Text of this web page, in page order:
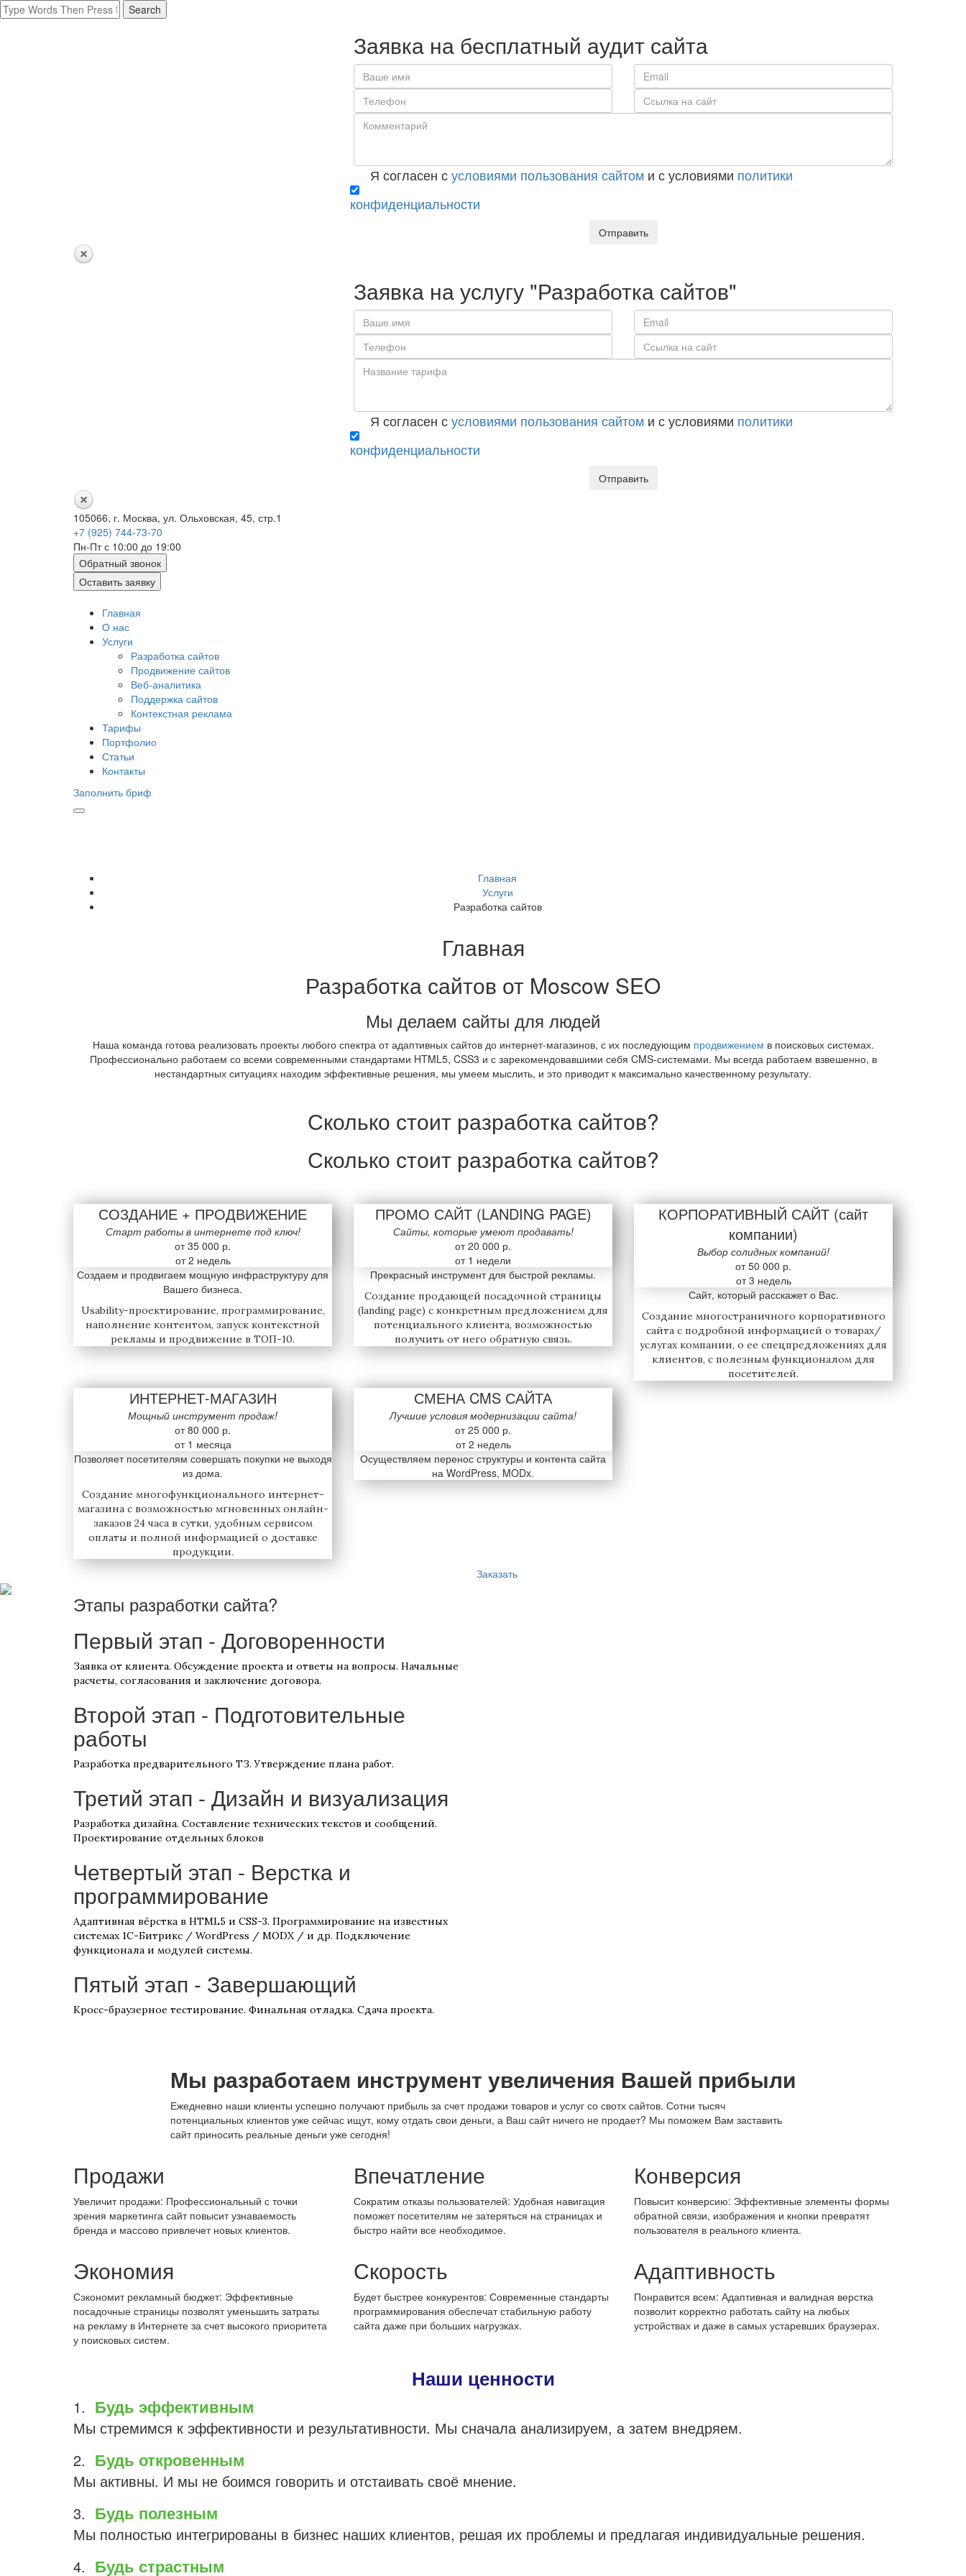
Заявка на бесплатный аудит сайта
Я согласен сусловиями пользования сайтом и с условиями политики
конфиденциальности
Отправить
Заявка на услугу "Разработка сайтов"
Я согласен сусловиями пользования сайтом и с условиями политики
конфиденциальности
Отправить
105066, г. Москва, ул. Ольховская, 45, стр.1
+7 (925) 744-73-70
Пн-Пт с 10:00 до 19:00
Обратный звонок
Оставить заявку
Главная
О нас
Услуги
Разработка сайтов
Продвижение сайтов
Веб-аналитика
Поддержка сайтов
Контекстная реклама
Тарифы
Портфолио
Статьи
Контакты
Заполнить бриф
Главная
Услуги
Разработка сайтов
Главная
Разработка сайтов от Moscow SEO
Мы делаем сайты для людей
Наша команда готова реализовать проекты любого спектра от адаптивных сайтов до интернет-магазинов, с их последующим продвижением в поисковых системах.
Профессионально работаем со всеми современными стандартами HTML5, CSS3 и с зарекомендовавшими себя CMS-системами. Мы всегда работаем взвешенно, в
нестандартных ситуациях находим эффективные решения, мы умеем мыслить, и это приводит к максимально качественному результату.
Сколько стоит разработка сайтов?
Сколько стоит разработка сайтов?
СОЗДАНИЕ + ПРОДВИЖЕНИЕ
Старт работы в интернете под ключ!
от 35 000 р.
от 2 недель
Создаем и продвигаем мощную инфраструктуру для
Вашего бизнеса.
Usability-проектирование, программирование,
наполнение контентом, запуск контекстной
рекламы и продвижение в ТОП-10.
ПРОМО САЙТ (LANDING PAGE)
Сайты, которые умеют продавать!
от 20 000 р.
от 1 недели
Прекрасный инструмент для быстрой рекламы.
Создание продающей посадочной страницы
(landing page) с конкретным предложением для
потенциального клиента, возможностью
получить от него обратную связь.
КОРПОРАТИВНЫЙ САЙТ (сайт
компании)
Выбор солидных компаний!
от 50 000 р.
от 3 недель
Сайт, который расскажет о Вас.
Создание многостраничного корпоративного
сайта с подробной информацией о товарах/
услугах компании, о ее спецпредложениях для
клиентов, с полезным функционалом для
посетителей.
ИНТЕРНЕТ-МАГАЗИН
Мощный инструмент продаж!
от 80 000 р.
от 1 месяца
Позволяет посетителям совершать покупки не выходя
из дома.
Создание многофункционального интернет-
магазина с возможностью мгновенных онлайн-
заказов 24 часа в сутки, удобным сервисом
оплаты и полной информацией о доставке
продукции.
СМЕНА CMS САЙТА
Лучшие условия модернизации сайта!
от 25 000 р.
от 2 недель
Осуществляем перенос структуры и контента сайта
на WordPress, MODx.
Заказать
Этапы разработки сайта?
Первый этап - Договоренности
Заявка от клиента. Обсуждение проекта и ответы на вопросы. Начальные
расчеты, согласования и заключение договора.
Второй этап - Подготовительные
работы
Разработка предварительного ТЗ. Утверждение плана работ.
Третий этап - Дизайн и визуализация
Разработка дизайна. Составление технических текстов и сообщений.
Проектирование отдельных блоков
Четвертый этап - Верстка и
программирование
Адаптивная вёрстка в HTML5 и CSS-3. Программирование на известных
системах 1С-Битрикс / WordPress / MODX / и др. Подключение
функционала и модулей системы.
Пятый этап - Завершающий
Кросс-браузерное тестирование. Финальная отладка. Сдача проекта.
Мы разработаем инструмент увеличения Вашей прибыли
Ежедневно наши клиенты успешно получают прибыль за счет продажи товаров и услуг со свотх сайтов. Сотни тысяч
потенциальных клиентов уже сейчас ищут, кому отдать свои деньги, а Ваш сайт ничего не продает? Мы поможем Вам заставить
сайт приносить реальные деньги уже сегодня!
Продажи
Увеличит продажи: Профессиональный с точки
зрения маркетинга сайт повысит узнаваемость
бренда и массово привлечет новых клиентов.
Впечатление
Сократим отказы пользователей: Удобная навигация
поможет посетителям не затеряться на страницах и
быстро найти все необходимое.
Конверсия
Повысит конверсию: Эффективные элементы формы
обратной связи, изображения и кнопки превратят
пользователя в реального клиента.
Экономия
Сэкономит рекламный бюджет: Эффективные
посадочные страницы позволят уменьшить затраты
на рекламу в Интернете за счет высокого приоритета
у поисковых систем.
Скорость
Будет быстрее конкурентов: Современные стандарты
программирования обеспечат стабильную работу
сайта даже при больших нагрузках.
Адаптивность
Понравится всем: Адаптивная и валидная верстка
позволит корректно работать сайту на любых
устройствах и даже в самых устаревших браузерах.
Наши ценности
Будь эффективным
Мы стремимся к эффективности и результативности. Мы сначала анализируем, а затем внедряем.
Будь откровенным
Мы активны. И мы не боимся говорить и отстаивать своё мнение.
Будь полезным
Мы полностью интегрированы в бизнес наших клиентов, решая их проблемы и предлагая индивидуальные решения.
Будь страстным